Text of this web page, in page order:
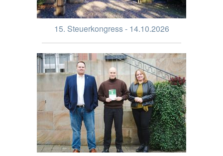
15. Steuerkongress - 14.10.2026